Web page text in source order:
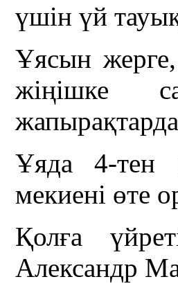
үшін үй
Ұясын
жіңішке
Ұяда 4-тен
мекиені өте
Қолға
Александр